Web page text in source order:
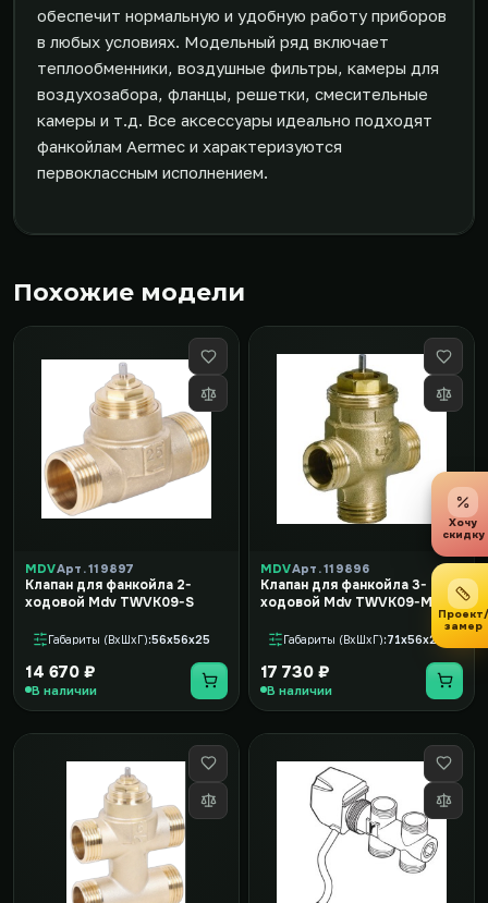
обеспечит нормальную и удобную работу приборов
в любых условиях. Модельный ряд включает
теплообменники, воздушные фильтры, камеры для
воздухозабора, фланцы, решетки, смесительные
камеры и т.д. Все аксессуары идеально подходят
фанкойлам Aermec и характеризуются
первоклассным исполнением.
Похожие модели
MDVАрт. 119897
Клапан для фанкойла 2-
ходовой Mdv TWVK09-S
Габариты (ВxШxГ) 56x56x25
14 670 ₽
В наличии
MDVАрт. 119896
Клапан для фанкойла 3-
ходовой Mdv TWVK09-M
Габариты (ВxШxГ) 71x56x25
17 730 ₽
В наличии
Хочу
скидку
Проект/
замер